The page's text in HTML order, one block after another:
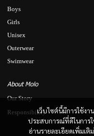
เว็บไซต์นี้มีการใช้ง
ประสบการณ์ที่ดีในการ
อ่านรายละเอียดเพิ่มเติ
Boys
Girls
Unisex
Outerwear
Swimwear
About Molo
Our Story
Responsibility